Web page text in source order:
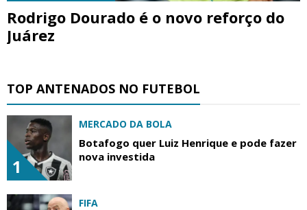
Rodrigo Dourado é o novo reforço do
Juárez
TOP ANTENADOS NO FUTEBOL
1
MERCADO DA BOLA
Botafogo quer Luiz Henrique e pode fazer
nova investida
FIFA